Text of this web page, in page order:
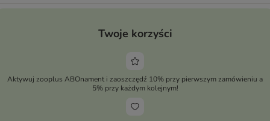
Twoje korzyści
Aktywuj zooplus ABOnament i zaoszczędź 10% przy pierwszym zamówieniu a
5% przy każdym kolejnym!